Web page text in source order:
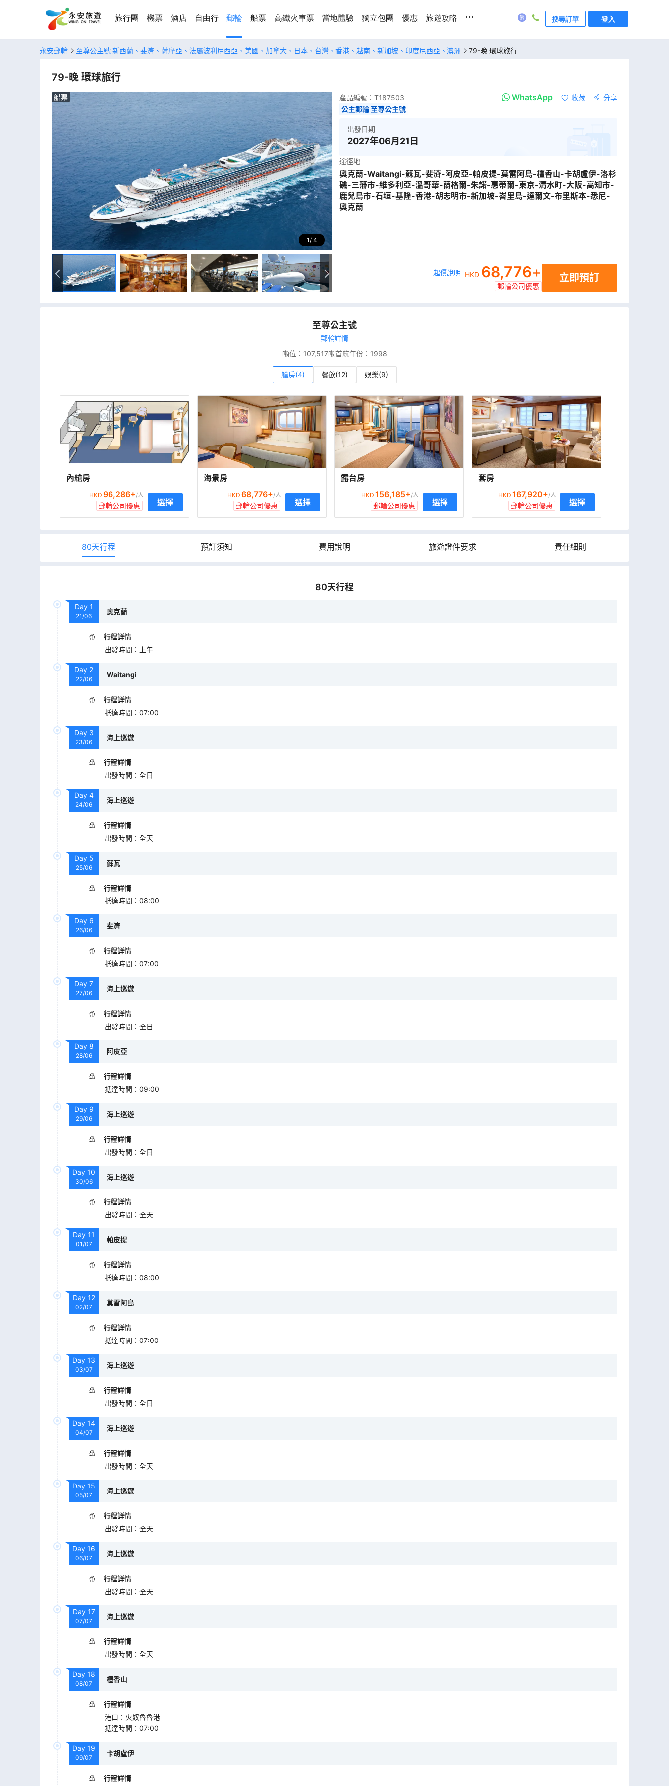
旅行團 機票 酒店 自由行 郵輪 船票 高鐵火車票 當地體驗 獨立包團 優惠 旅遊攻略 ... 搜尋訂單 登入
永安郵輪 至尊公主號 新西蘭、斐濟、薩摩亞、法屬波利尼西亞、美國、加拿大、日本、台灣、香港、越南、新加坡、印度尼西亞、澳洲 79-晚 環球旅行
79-晚 環球旅行
1 4
船票 產品編號： T187503 WhatsApp 收藏
分享
公主郵輪 至尊公主號
出發日期
2027年06月21日
途徑地
奧克蘭-Waitangi-蘇瓦-斐濟-阿皮亞-帕皮提-莫雷阿島-檀香山-卡胡盧伊-洛杉
磯-三藩市-維多利亞-溫哥華-蘭格爾-朱諾-惠蒂爾-東京-清水町-大阪-高知市-
鹿兒島市-石垣-基隆-香港-胡志明市-新加坡-峇里島-達爾文-布里斯本-悉尼-
奧克蘭
起價說明 HKD 68,776+
郵輪公司優惠
立即預訂
至尊公主號
郵輪詳情
噸位： 107,517噸首航年份： 1998
艙房(4) 餐飲(12) 娛樂(9)
內艙房
HKD 96,286+/人
郵輪公司優惠 選擇
海景房
HKD 68,776+/人
郵輪公司優惠 選擇
露台房
HKD 156,185+/人
郵輪公司優惠 選擇
套房
HKD 167,920+/人
郵輪公司優惠 選擇
80天行程 預訂須知 費用說明 旅遊證件要求 責任細則
80天行程
Day 1
21/06
奧克蘭
行程詳情
出發時間 ： 上午
Day 2
22/06
Waitangi
行程詳情
抵達時間 ： 07:00
Day 3
23/06
海上巡遊
行程詳情
出發時間 ： 全日
Day 4
24/06
海上巡遊
行程詳情
出發時間 ： 全天
Day 5
25/06
蘇瓦
行程詳情
抵達時間 ： 08:00
Day 6
26/06
斐濟
行程詳情
抵達時間 ： 07:00
Day 7
27/06
海上巡遊
行程詳情
出發時間 ： 全日
Day 8
28/06
阿皮亞
行程詳情
抵達時間 ： 09:00
Day 9
29/06
海上巡遊
行程詳情
出發時間 ： 全日
Day 10
30/06
海上巡遊
行程詳情
出發時間 ： 全天
Day 11
01/07
帕皮提
行程詳情
抵達時間 ： 08:00
Day 12
02/07
莫雷阿島
行程詳情
抵達時間 ： 07:00
Day 13
03/07
海上巡遊
行程詳情
出發時間 ： 全日
Day 14
04/07
海上巡遊
行程詳情
出發時間 ： 全天
Day 15
05/07
海上巡遊
行程詳情
出發時間 ： 全天
Day 16
06/07
海上巡遊
行程詳情
出發時間 ： 全天
Day 17
07/07
海上巡遊
行程詳情
出發時間 ： 全天
Day 18
08/07
檀香山
行程詳情
港口 ： 火奴魯魯港
抵達時間 ： 07:00
Day 19
09/07
卡胡盧伊
行程詳情